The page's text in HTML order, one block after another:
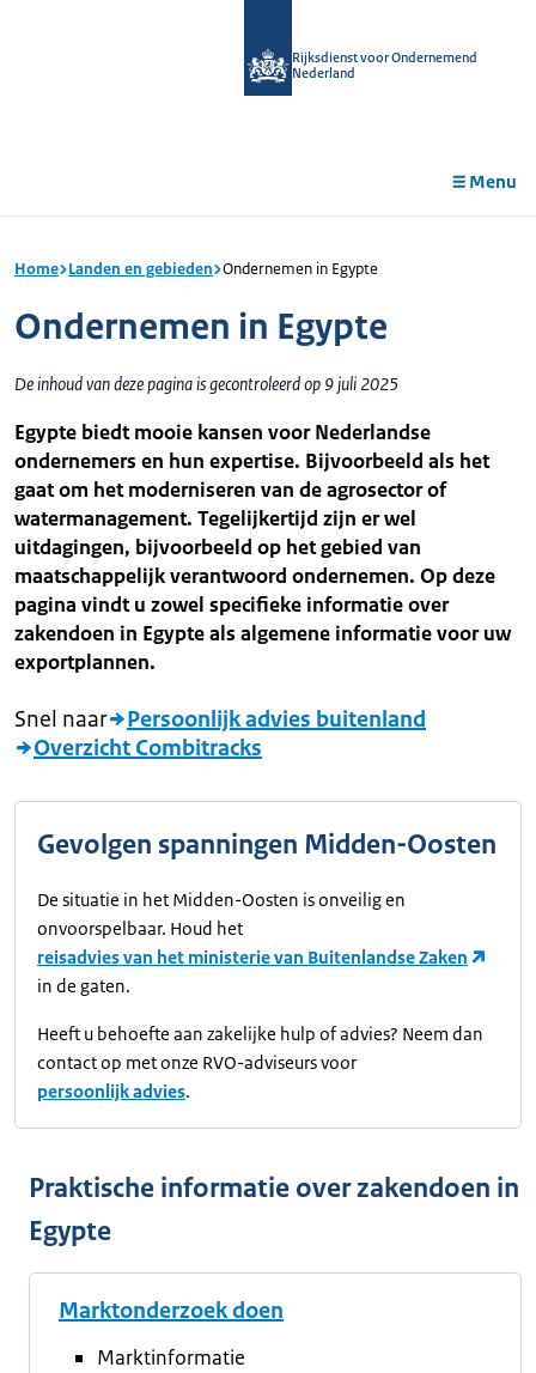
Rijksdienst voor Ondernemend
Nederland
Menu
Home Landen en gebieden Ondernemen in Egypte
Ondernemen in Egypte
De inhoud van deze pagina is gecontroleerd op 9 juli 2025
Egypte biedt mooie kansen voor Nederlandse
ondernemers en hun expertise. Bijvoorbeeld als het
gaat om het moderniseren van de agrosector of
watermanagement. Tegelijkertijd zijn er wel
uitdagingen, bijvoorbeeld op het gebied van
maatschappelijk verantwoord ondernemen. Op deze
pagina vindt u zowel specifieke informatie over
zakendoen in Egypte als algemene informatie voor uw
exportplannen.
Snel naar
Persoonlijk advies buitenland
Overzicht Combitracks
Gevolgen spanningen Midden-Oosten
De situatie in het Midden-Oosten is onveilig en
onvoorspelbaar. Houd het
reisadvies van het ministerie van Buitenlandse Zaken
in de gaten.
Heeft u behoefte aan zakelijke hulp of advies? Neem dan
contact op met onze RVO-adviseurs voor
persoonlijk advies.
Praktische informatie over zakendoen in
Egypte
Marktonderzoek doen
Marktinformatie